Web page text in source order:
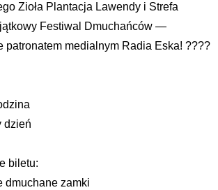
Zioła Plantacja Lawendy i Strefa
Festiwal Dmuchańców —
patronatem medialnym Radia Eska! ????️
dzień
biletu:
dmuchane zamki